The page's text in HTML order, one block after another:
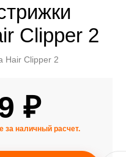
Clipper 2
Hair Clipper 2
₽
за наличный расчет.